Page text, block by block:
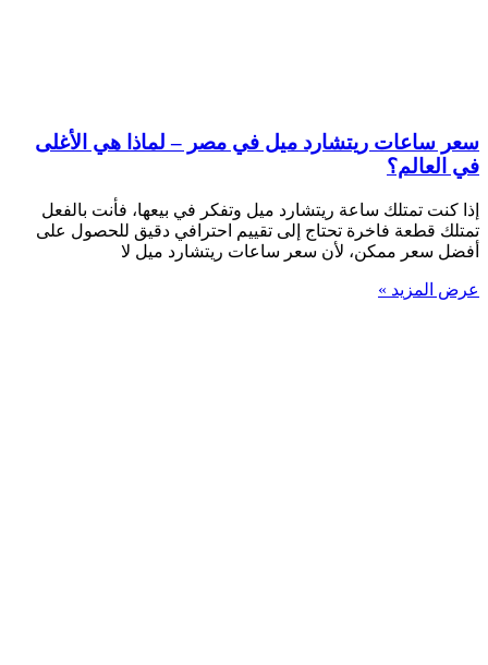
سعر ساعات ريتشارد ميل في مصر – لماذا هي الأغلى
في العالم؟
إذا كنت تمتلك ساعة ريتشارد ميل وتفكر في بيعها، فأنت بالفعل
تمتلك قطعة فاخرة تحتاج إلى تقييم احترافي دقيق للحصول على
أفضل سعر ممكن، لأن سعر ساعات ريتشارد ميل لا
عرض المزيد »